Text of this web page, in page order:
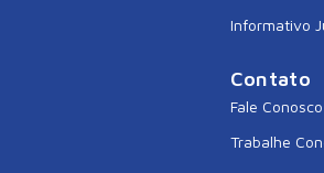
Informativo
Contato
Fale Conosco
Trabalhe